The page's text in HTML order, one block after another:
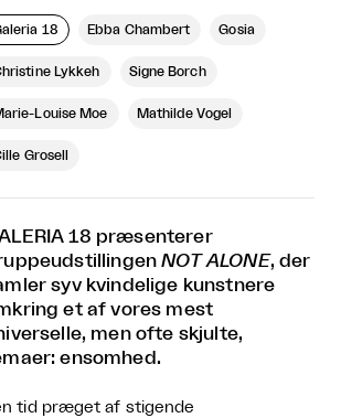
18 Ebba Chambert Gosia
Lykkeh Signe Borch
Louise Moe Mathilde Vogel
Grosell
18 præsenterer
NOT ALONE, der
syv kvindelige kunstnere
et af vores mest
men ofte skjulte,
ensomhed.
tid præget af stigende